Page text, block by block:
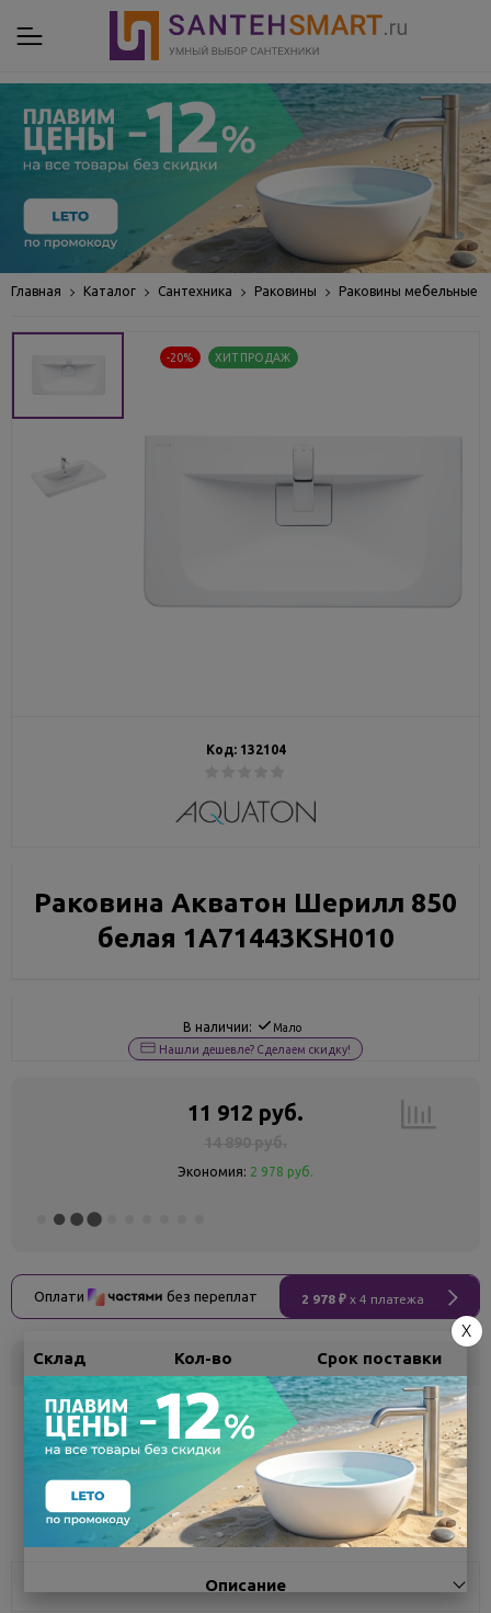
Главная Каталог Сантехника Раковины Раковины мебельные
-20% ХИТ ПРОДАЖ
Код: 132104
Раковина Акватон Шерилл 850
белая 1A71443KSH010
В наличии: Мало
Нашли дешевле? Сделаем скидку!
11 912 руб.
Экономия: 2 978 руб.
Оплати без переплат 2 978 ₽ x 4 платежа
Склад Кол-во Срок поставки
Белгород 1
Самовывоз
сегодня
Поделиться
Описание
X